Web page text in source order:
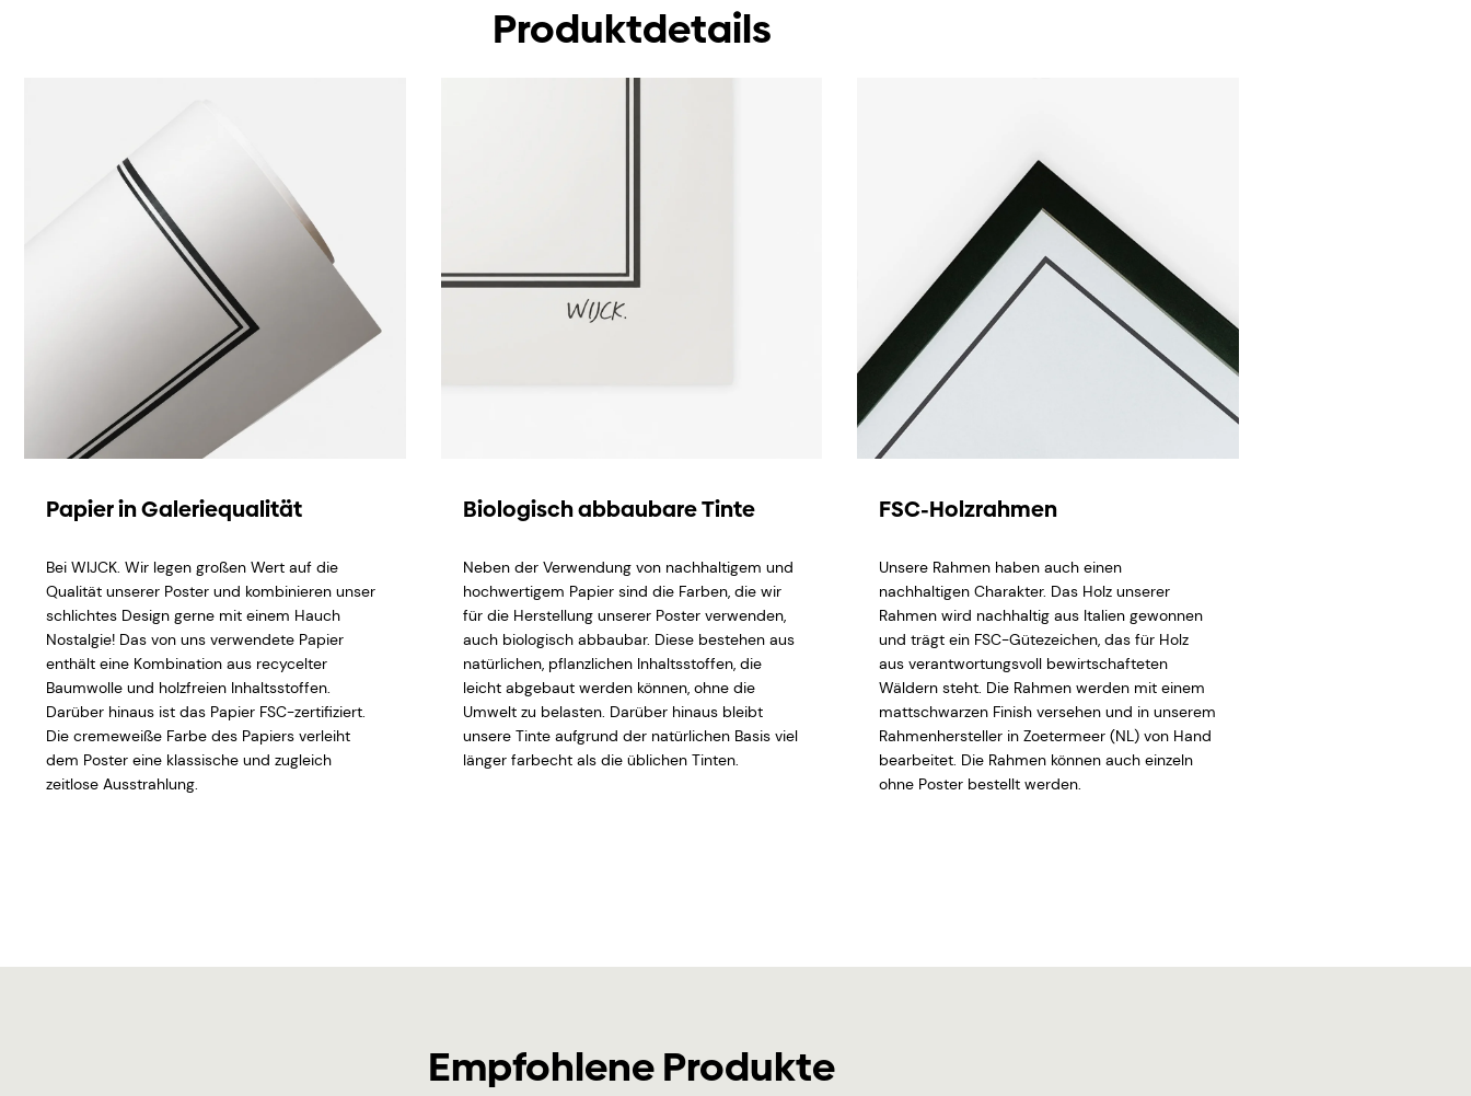
Produktdetails
Papier in Galeriequalität
Bei WIJCK. Wir legen großen Wert auf die
Qualität unserer Poster und kombinieren unser
schlichtes Design gerne mit einem Hauch
Nostalgie! Das von uns verwendete Papier
enthält eine Kombination aus recycelter
Baumwolle und holzfreien Inhaltsstoffen.
Darüber hinaus ist das Papier FSC-zertifiziert.
Die cremeweiße Farbe des Papiers verleiht
dem Poster eine klassische und zugleich
zeitlose Ausstrahlung.
Biologisch abbaubare Tinte
Neben der Verwendung von nachhaltigem und
hochwertigem Papier sind die Farben, die wir
für die Herstellung unserer Poster verwenden,
auch biologisch abbaubar. Diese bestehen aus
natürlichen, pflanzlichen Inhaltsstoffen, die
leicht abgebaut werden können, ohne die
Umwelt zu belasten. Darüber hinaus bleibt
unsere Tinte aufgrund der natürlichen Basis viel
länger farbecht als die üblichen Tinten.
FSC-Holzrahmen
Unsere Rahmen haben auch einen
nachhaltigen Charakter. Das Holz unserer
Rahmen wird nachhaltig aus Italien gewonnen
und trägt ein FSC-Gütezeichen, das für Holz
aus verantwortungsvoll bewirtschafteten
Wäldern steht. Die Rahmen werden mit einem
mattschwarzen Finish versehen und in unserem
Rahmenhersteller in Zoetermeer (NL) von Hand
bearbeitet. Die Rahmen können auch einzeln
ohne Poster bestellt werden.
Empfohlene Produkte